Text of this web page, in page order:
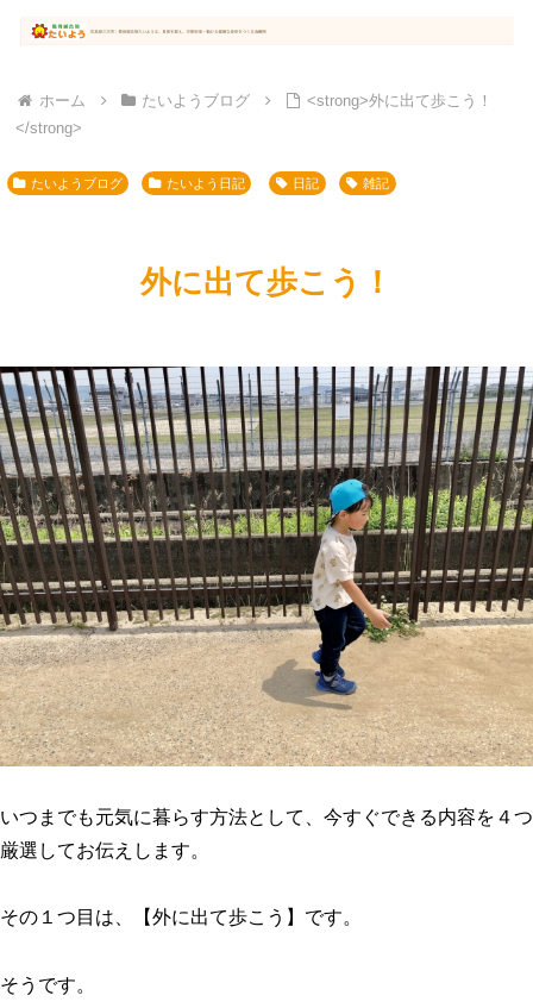
ホーム たいようブログ
<strong>外に出て歩こう！
</strong>
たいようブログ たいよう日記 日記 雑記
外に出て歩こう！
いつまでも元気に暮らす方法として、今すぐできる内容を４つ
厳選してお伝えします。
その１つ目は、【外に出て歩こう】です。
そうです。